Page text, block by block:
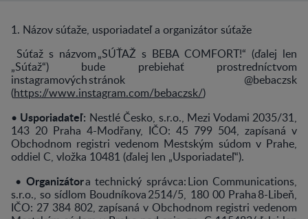
1. Názov súťaže, usporiadateľ a organizátor súťaže
Súťaž s názvom „SÚŤAŽ s BEBA COMFORT!“ (ďalej len
„Súťaž“) bude prebiehať prostredníctvom
instagramových stránok @bebaczsk
(https://www.instagram.com/bebaczsk/)
• Usporiadateľ: Nestlé Česko, s.r.o., Mezi Vodami 2035/31,
143 20 Praha 4-Modřany, IČO: 45 799 504, zapísaná v
Obchodnom registri vedenom Mestským súdom v Prahe,
oddiel C, vložka 10481 (ďalej len „Usporiadateľ“).
• Organizátora technický správca: Lion Communications,
s.r.o., so sídlom Boudníkova 2514/5, 180 00 Praha 8-Libeň,
IČO: 27 384 802, zapísaná v Obchodnom registri vedenom